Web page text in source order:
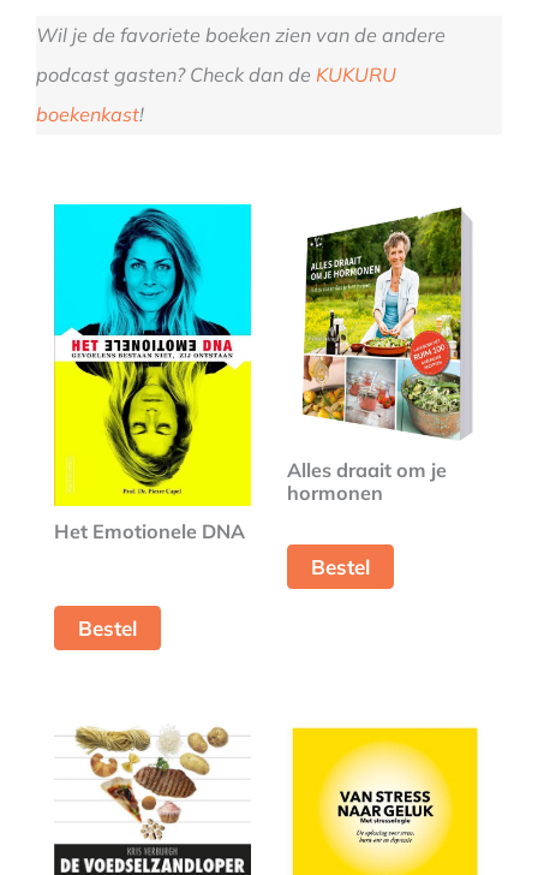
Wil je de favoriete boeken zien van de andere
podcast gasten? Check dan de KUKURU
boekenkast!
Het Emotionele DNA
Bestel
Alles draait om je
hormonen
Bestel